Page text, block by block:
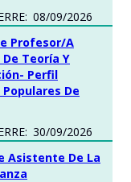
08/09/2026
Profesor/a
Teoría Y
Perfil
De
30/09/2026
Asistente De La